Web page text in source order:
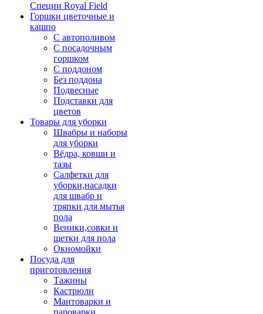
Специи Royal Field
Горшки цветочные и
кашпо
С автополивом
С посадочным
горшком
С поддоном
Без поддона
Подвесные
Подставки для
цветов
Товары для уборки
Швабры и наборы
для уборки
Вёдра, ковши и
тазы
Салфетки для
уборки,насадки
для швабр и
тряпки для мытья
пола
Веники,совки и
щетки для пола
Окномойки
Посуда для
приготовления
Тажины
Кастрюли
Мантоварки и
пароварки